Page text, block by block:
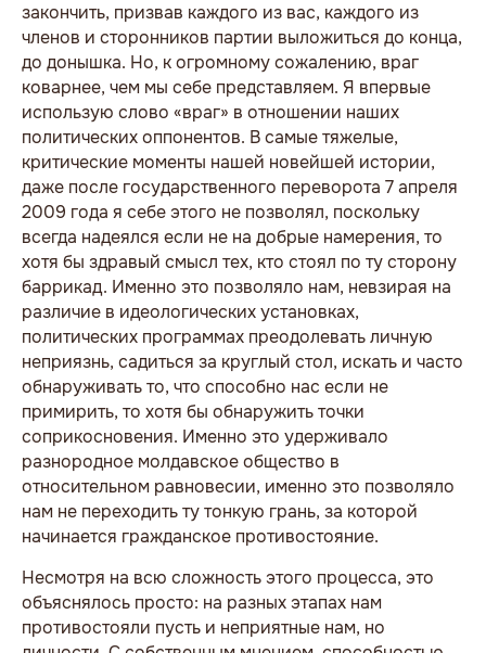
закончить, призвав каждого из вас, каждого из
членов и сторонников партии выложиться до конца,
до донышка. Но, к огромному сожалению, враг
коварнее, чем мы себе представляем. Я впервые
использую слово «враг» в отношении наших
политических оппонентов. В самые тяжелые,
критические моменты нашей новейшей истории,
даже после государственного переворота 7 апреля
2009 года я себе этого не позволял, поскольку
всегда надеялся если не на добрые намерения, то
хотя бы здравый смысл тех, кто стоял по ту сторону
баррикад. Именно это позволяло нам, невзирая на
различие в идеологических установках,
политических программах преодолевать личную
неприязнь, садиться за круглый стол, искать и часто
обнаруживать то, что способно нас если не
примирить, то хотя бы обнаружить точки
соприкосновения. Именно это удерживало
разнородное молдавское общество в
относительном равновесии, именно это позволяло
нам не переходить ту тонкую грань, за которой
начинается гражданское противостояние.
Несмотря на всю сложность этого процесса, это
объяснялось просто: на разных этапах нам
противостояли пусть и неприятные нам, но